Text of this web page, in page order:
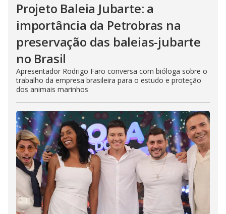
Projeto Baleia Jubarte: a
importância da Petrobras na
preservação das baleias-jubarte
no Brasil
Apresentador Rodrigo Faro conversa com bióloga sobre o
trabalho da empresa brasileira para o estudo e proteção
dos animais marinhos